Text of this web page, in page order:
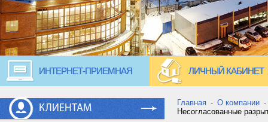
ИНТЕРНЕТ-ПРИЕМНАЯ ЛИЧНЫЙ КАБИНЕТ
КЛИЕНТАМ
Главная - О компании -
Несогласованные